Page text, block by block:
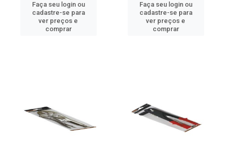
Faça seu login ou
cadastre-se para
ver preços e
comprar
Faça seu login ou
cadastre-se para
ver preços e
comprar